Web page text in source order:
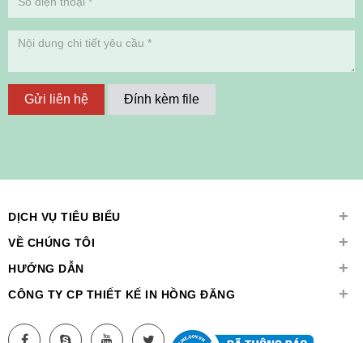
Gửi liên hệ Đính kèm file
DỊCH VỤ TIÊU BIỂU +
VỀ CHÚNG TÔI +
HƯỚNG DẪN +
CÔNG TY CP THIẾT KẾ IN HỒNG ĐĂNG +